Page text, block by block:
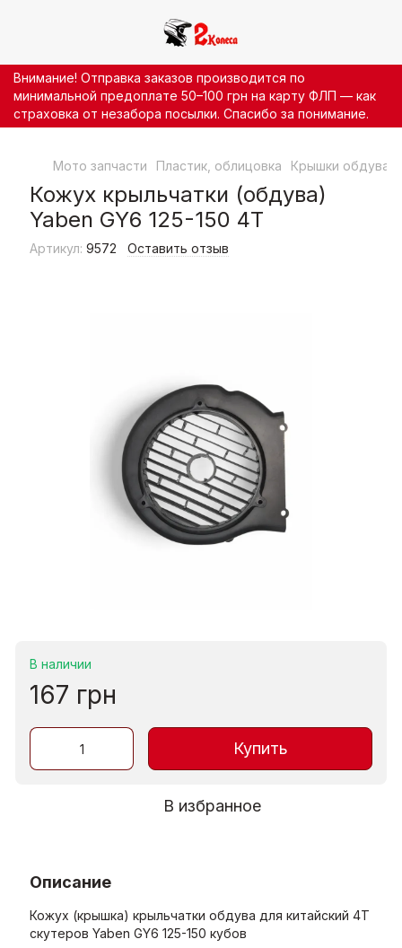
Внимание! Отправка заказов производится по
минимальной предоплате 50–100 грн на карту ФЛП — как
страховка от незабора посылки. Спасибо за понимание.
Мото запчасти Пластик, облицовка Крышки обдува
Кожух крыльчатки (обдува)
Yaben GY6 125-150 4T
Артикул: 9572 Оставить отзыв
В наличии
167 грн
Купить
В избранное
Описание
Кожух (крышка) крыльчатки обдува для китайский 4Т
скутеров Yaben GY6 125-150 кубов